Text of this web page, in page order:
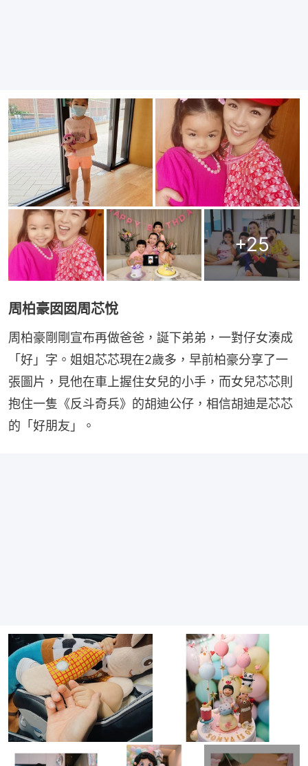
+25
周柏豪囡囡周芯悅
周柏豪剛剛宣布再做爸爸，誕下弟弟，一對仔女湊成
「好」字。姐姐芯芯現在2歲多，早前柏豪分享了一
張圖片，見他在車上握住女兒的小手，而女兒芯芯則
抱住一隻《反斗奇兵》的胡迪公仔，相信胡迪是芯芯
的「好朋友」。